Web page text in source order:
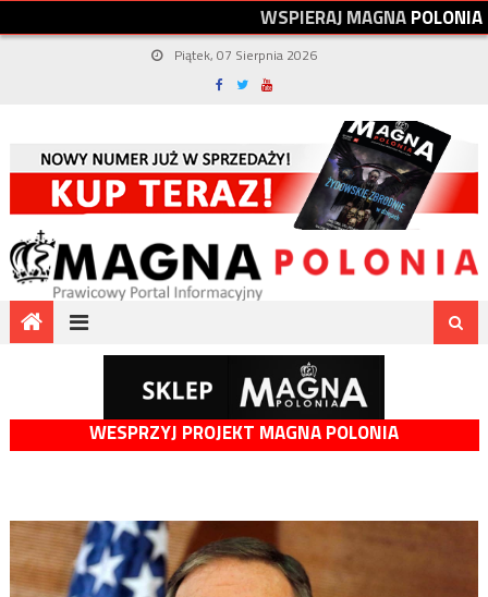
WSPIERAJMAGNAPOLONIA
Piątek, 07 Sierpnia 2026
WESPRZYJ PROJEKT MAGNA POLONIA